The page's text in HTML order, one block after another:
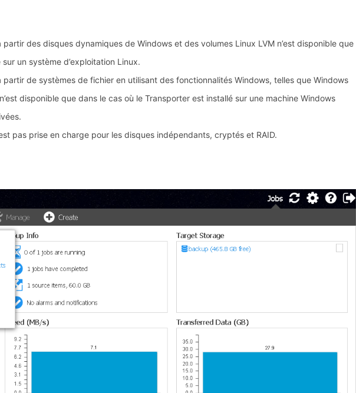
des disques dynamiques de Windows et des volumes Linux LVM n’est disponible que
un système d’exploitation Linux.
de systèmes de fichier en utilisant des fonctionnalités Windows, telles que Windows
disponible que dans le cas où le Transporter est installé sur une machine Windows
pas prise en charge pour les disques indépendants, cryptés et RAID.